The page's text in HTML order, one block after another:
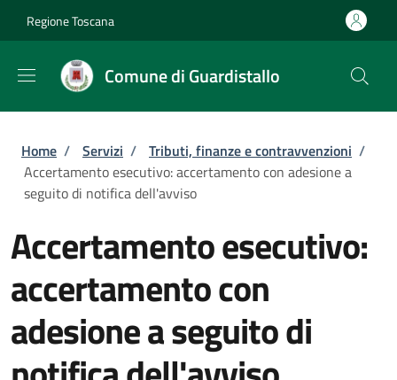
Regione Toscana
Comune di Guardistallo
Briciole di pane
Home / Servizi / Tributi, finanze e contravvenzioni /
Accertamento esecutivo: accertamento con adesione a
seguito di notifica dell'avviso
Accertamento esecutivo:
accertamento con
adesione a seguito di